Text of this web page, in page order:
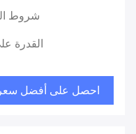
شروط
القدرة
احصل على أفضل سعر